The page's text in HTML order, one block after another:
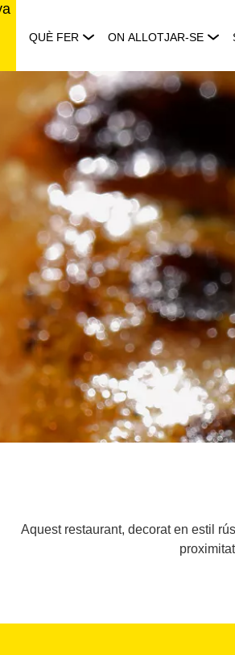
QUÈ FER ON ALLOTJAR-SE
Aquest restaurant, decorat en estil